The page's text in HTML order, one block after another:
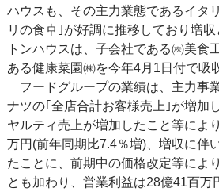
ハウスも、その主力業態であるイタ
リの食卓｣が好調に推移しており増
トンハウスは、子会社である㈱美食
ある健康菜園㈱を今年4月1日付で吸
フードグループの業績は、主力事
ナツの｢全店合計お客様売上｣が増加
ヤルティ売上が増加したこと等によ
万円(前年同期比7.4％増)、増収に伴
たことに、前期中の価格改定等によ
とも加わり、営業利益は28億41百万